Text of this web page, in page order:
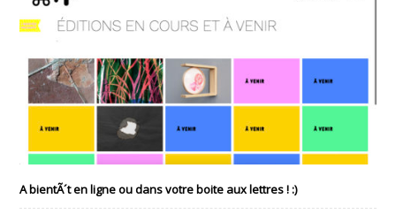
A bientÃ´t en ligne ou dans votre boite aux lettres ! :)